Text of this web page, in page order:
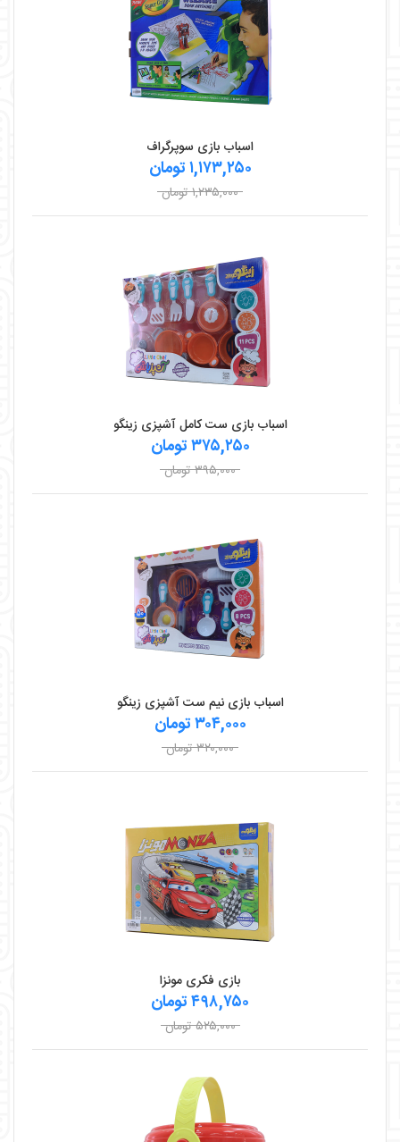
اسباب بازی سوپرگراف
۱,۱۷۳,۲۵۰ تومان
۱,۲۳۵,۰۰۰ تومان
اسباب بازی ست کامل آشپزی زینگو
۳۷۵,۲۵۰ تومان
۳۹۵,۰۰۰ تومان
اسباب بازی نیم ست آشپزی زینگو
۳۰۴,۰۰۰ تومان
۳۲۰,۰۰۰ تومان
بازی فکری مونزا
۴۹۸,۷۵۰ تومان
۵۲۵,۰۰۰ تومان